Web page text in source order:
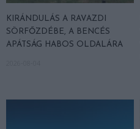
KIRÁNDULÁS A RAVAZDI
SÖRFŐZDÉBE, A BENCÉS
APÁTSÁG HABOS OLDALÁRA